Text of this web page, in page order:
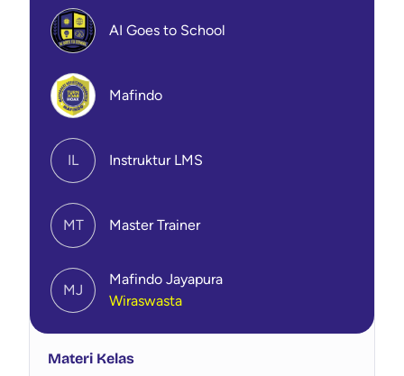
AI Goes to School
Mafindo
IL Instruktur LMS
MT Master Trainer
MJ
Mafindo Jayapura
Wiraswasta
Materi Kelas